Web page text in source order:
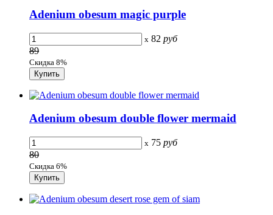
Adenium obesum magic purple
x 82 руб
89
Скидка 8%
Adenium obesum double flower mermaid
x 75 руб
80
Скидка 6%